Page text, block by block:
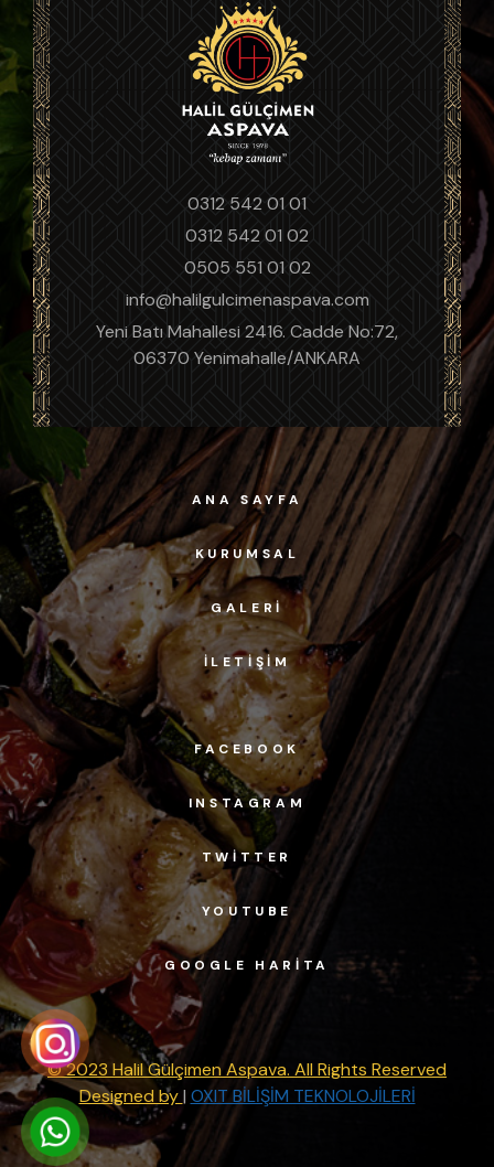
0312 542 01 01
0312 542 01 02
0505 551 01 02
info@halilgulcimenaspava.com
Yeni Batı Mahallesi 2416. Cadde No:72,
06370 Yenimahalle/ANKARA
ANA SAYFA
KURUMSAL
GALERI
İLETIŞIM
FACEBOOK
INSTAGRAM
TWITTER
YOUTUBE
GOOGLE HARITA
© 2023 Halil Gülçimen Aspava. All Rights Reserved
Designed by| OXIT BİLİŞİM TEKNOLOJİLERİ